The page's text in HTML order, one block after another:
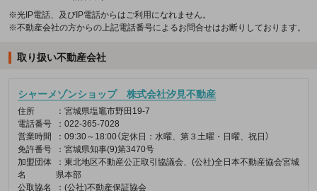
※光IP電話、及びIP電話からはご利用になれません。
※不動産会社の方からの上記電話番号によるお問合せはお断りしております。
取り扱い不動産会社
シャーメゾンショップ 株式会社汐見不動産
住所
：宮城県塩竈市野田19-7
電話番号
：022-365-7028
営業時間
：09:30～18:00（定休日：水曜、第３土曜・日曜、祝日）
免許番号
：宮城県知事(9)第3470号
加盟団体
名
：東北地区不動産公正取引協議会、(公社)全日本不動産協会宮城
県本部
公取協名
：(公社)不動産保証協会